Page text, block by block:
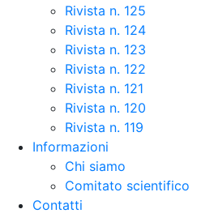
Rivista n. 125
Rivista n. 124
Rivista n. 123
Rivista n. 122
Rivista n. 121
Rivista n. 120
Rivista n. 119
Informazioni
Chi siamo
Comitato scientifico
Contatti